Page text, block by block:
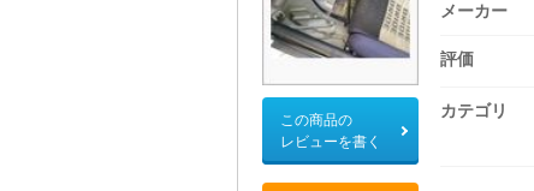
この商品の
レビューを書く
メーカー
評価
カテゴリ